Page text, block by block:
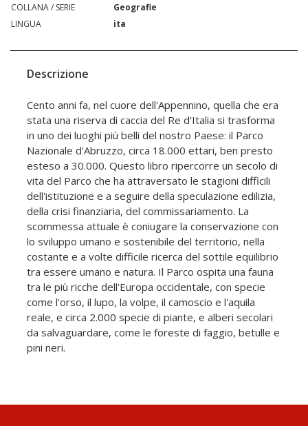
COLLANA / SERIE
Geografie
LINGUA
ita
Descrizione
Cento anni fa, nel cuore dell'Appennino, quella che era
stata una riserva di caccia del Re d'Italia si trasforma
in uno dei luoghi più belli del nostro Paese: il Parco
Nazionale d'Abruzzo, circa 18.000 ettari, ben presto
esteso a 30.000. Questo libro ripercorre un secolo di
vita del Parco che ha attraversato le stagioni difficili
dell'istituzione e a seguire della speculazione edilizia,
della crisi finanziaria, del commissariamento. La
scommessa attuale è coniugare la conservazione con
lo sviluppo umano e sostenibile del territorio, nella
costante e a volte difficile ricerca del sottile equilibrio
tra essere umano e natura. Il Parco ospita una fauna
tra le più ricche dell'Europa occidentale, con specie
come l'orso, il lupo, la volpe, il camoscio e l'aquila
reale, e circa 2.000 specie di piante, e alberi secolari
da salvaguardare, come le foreste di faggio, betulle e
pini neri.